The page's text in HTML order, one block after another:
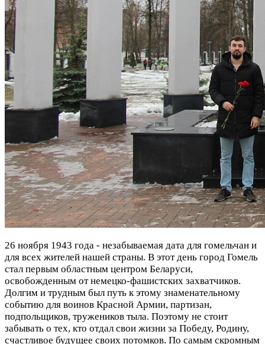
26 ноября 1943 года - незабываемая дата для гомельчан и
для всех жителей нашей страны. В этот день город Гомель
стал первым областным центром Беларуси,
освобожденным от немецко-фашистских захватчиков.
Долгим и трудным был путь к этому знаменательному
событию для воинов Красной Армии, партизан,
подпольщиков, тружеников тыла. Поэтому не стоит
забывать о тех, кто отдал свои жизни за Победу, Родину,
счастливое будущее своих потомков. По самым скромным